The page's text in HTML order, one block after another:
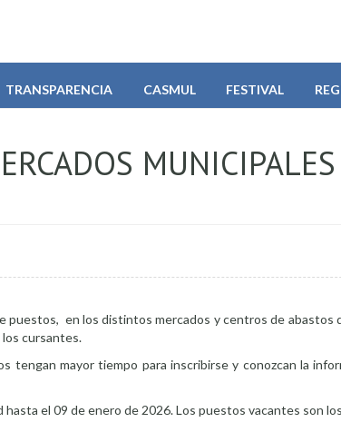
TRANSPARENCIA CASMUL FESTIVAL
puestos, en los distintos mercados y centros de abastos
los cursantes.
tengan mayor tiempo para inscribirse y conozcan la
el 09 de enero de 2026. Los puestos vacantes son